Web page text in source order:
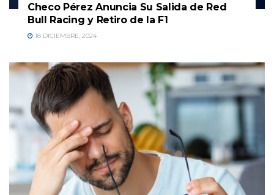
Checo Pérez Anuncia Su Salida de Red
Bull Racing y Retiro de la F1
18 DICIEMBRE, 2024